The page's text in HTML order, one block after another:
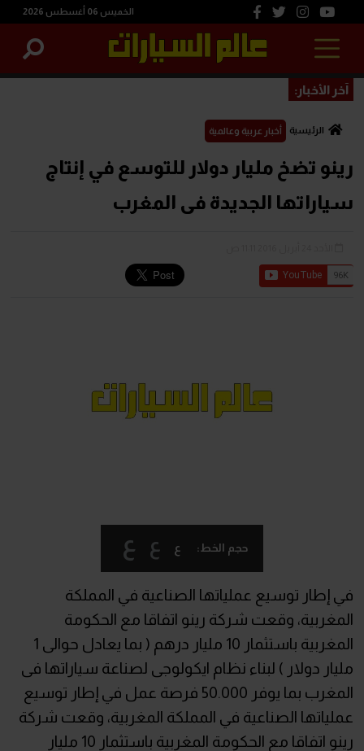
الخميس 06 أغسطس 2026
آخر الأخبار:
الرئيسية أخبار عربية وعالمية
رينو تضخ مليار دولار للتوسع في إنتاج
سياراتها الجديدة فى المغرب
حجم الخط: ع ع ع
في إطار توسيع عملياتها الصناعية في المملكة
المغربية، وقعت شركة رينو اتفاقا مع الحكومة
المغربية باستثمار 10 مليار درهم ( بما يعادل حوالى 1
مليار دولار ) لبناء نظام ايكولوجى لصناعة سياراتها فى
المغرب بما يوفر 50.000 فرصة عمل في إطار توسيع
عملياتها الصناعية في المملكة المغربية، وقعت شركة
رينو اتفاقا مع الحكومة المغربية باستثمار 10 مليار